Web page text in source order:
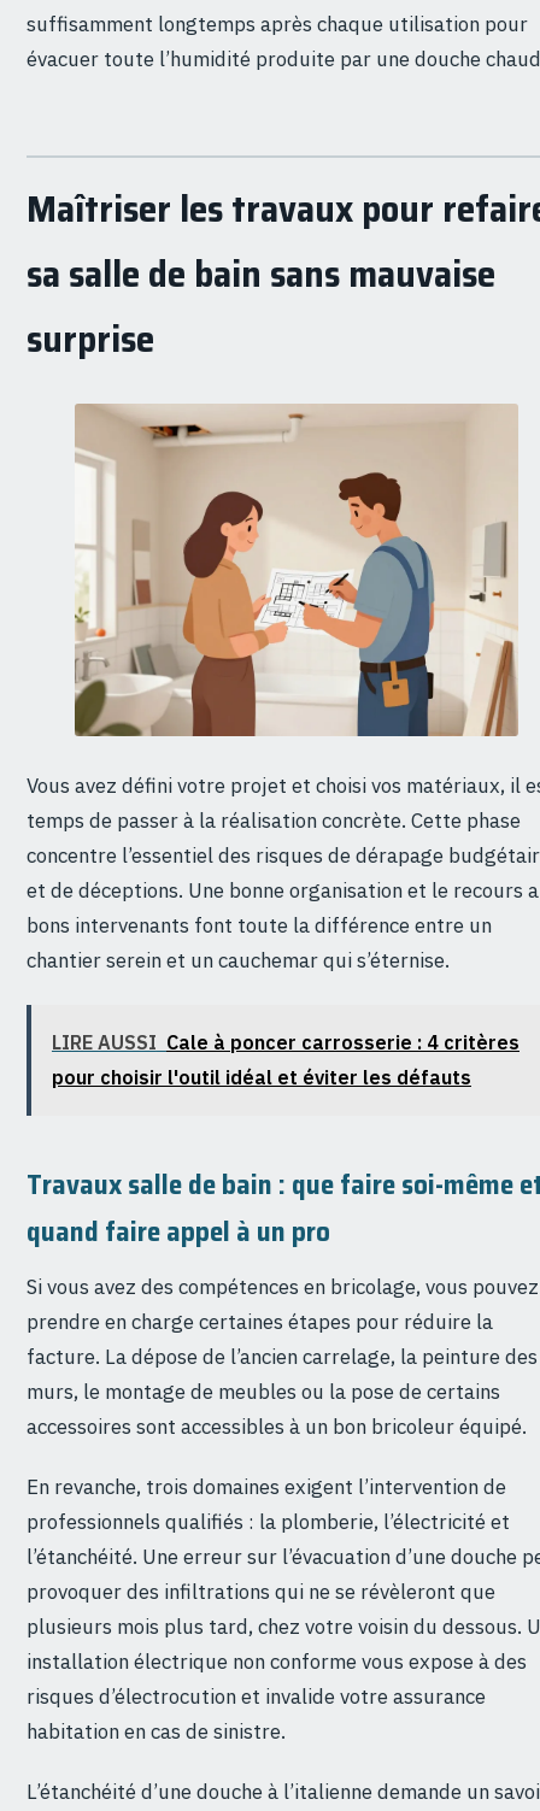
suffisamment longtemps après chaque utilisation pour
évacuer toute l’humidité produite par une douche
Maîtriser les travaux pour
sa salle de bain sans mauvaise
surprise
Vous avez défini votre projet et choisi vos matériaux, il
temps de passer à la réalisation concrète. Cette phase
concentre l’essentiel des risques de dérapage
et de déceptions. Une bonne organisation et le recours
bons intervenants font toute la différence entre un
chantier serein et un cauchemar qui s’éternise.
LIRE AUSSI Cale à poncer carrosserie : 4 critères
pour choisir l'outil idéal et éviter les défauts
Travaux salle de bain : que faire soi-même
quand faire appel à un pro
Si vous avez des compétences en bricolage, vous pouvez
prendre en charge certaines étapes pour réduire la
facture. La dépose de l’ancien carrelage, la peinture des
murs, le montage de meubles ou la pose de certains
accessoires sont accessibles à un bon bricoleur équipé.
En revanche, trois domaines exigent l’intervention de
professionnels qualifiés : la plomberie, l’électricité et
l’étanchéité. Une erreur sur l’évacuation d’une douche
provoquer des infiltrations qui ne se révèleront que
plusieurs mois plus tard, chez votre voisin du dessous.
installation électrique non conforme vous expose à des
risques d’électrocution et invalide votre assurance
habitation en cas de sinistre.
L’étanchéité d’une douche à l’italienne demande un